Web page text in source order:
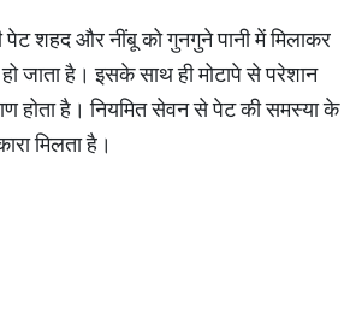
शहद और नींबू को गुनगुने पानी में मिलाकर
जाता है। इसके साथ ही मोटापे से परेशान
होता है। नियमित सेवन से पेट की समस्या के
मिलता है।